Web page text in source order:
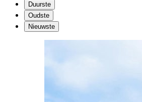
Duurste
Oudste
Nieuwste